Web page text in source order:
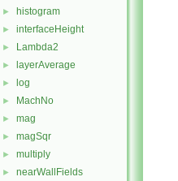
► histogram
► interfaceHeight
► Lambda2
► layerAverage
► log
► MachNo
► mag
► magSqr
► multiply
► nearWallFields